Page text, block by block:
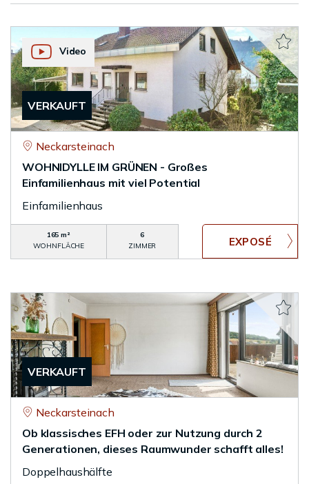
VERKAUFT
Video
Neckarsteinach
WOHNIDYLLE IM GRÜNEN - Großes
Einfamilienhaus mit viel Potential
Einfamilienhaus
165 m²
WOHNFLÄCHE
6
ZIMMER
VERKAUFT
Neckarsteinach
Ob klassisches EFH oder zur Nutzung durch 2
Generationen, dieses Raumwunder schafft alles!
Doppelhaushälfte